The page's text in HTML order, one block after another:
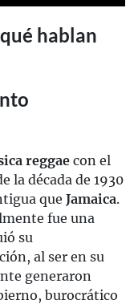
hablan
reggae con el
la década de 1930
que Jamaica.
fue una
su
al ser en su
generaron
burocrático